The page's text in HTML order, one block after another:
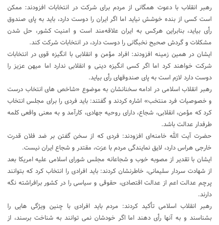
رهبر انقلاب با دعوت همگانی از مردم برای شرکت در انتخابات افزودند: ممکن
است کسی از بنده خوشش نیاید اما اگر ایران را دوست دارد، باید به پای صندوق
رأی بیاید، بنابراین هرکس به ایران علاقه‌مند است و امنیت کشور، حل شدن
مشکلات و گردش صحیح نخبگانی را دوست دارد، در انتخابات شرکت کند.
ایشان در همین زمینه افزودند: افراد مؤمن و انقلابی با انگیزه قوی در انتخابات
شرکت خواهند کرد اما اگر کسی انگیزه دینی و انقلابی ندارد اما میهن عزیز را
دوست دارد لازم است به پای صندوقهای رأی بیاید.
رهبر انقلاب اسلامی در ادامه سخنانشان به موضوع «شاخص های انتخاب درست
و خصوصیات فرد منتخب» اشاره کردند و گفتند: باید فردی را برای مجلس انتخاب
کرد که مؤمن، انقلابی، شجاع، دارای روحیه جهادی، کارآمد و به معنی واقعی کلمه
طرفدار عدالت باشد.
حضرت آیت الله خامنه‌ای افزودند: فردی که از سخن گفتن بر ضد فلان قدرت
خارجی هراس دارد، لایق نمایندگی مردم با عزت، مقتدر و شجاع ایران نیست.
ایشان با تقدیر از مصوبه خوب و شجاعانه مجلس شورای اسلامی علیه امریکا بعد
از شهادت سردار سلیمانی، خاطرنشان کردند: باید افرادی را انتخاب کرد که بتوانند
پرچم عدالت اعم از عدالت اقتصادی، حقوقی و سیاسی را در کشور برافراشته نگه
دارند.
رهبر انقلاب اسلامی تأکید کردند: مردم باید افرادی با چنین ویژگی هایی را
بشناسند و به آنها رأی دهند اما اگر خودشان نمی توانند به شناخت برسند، از